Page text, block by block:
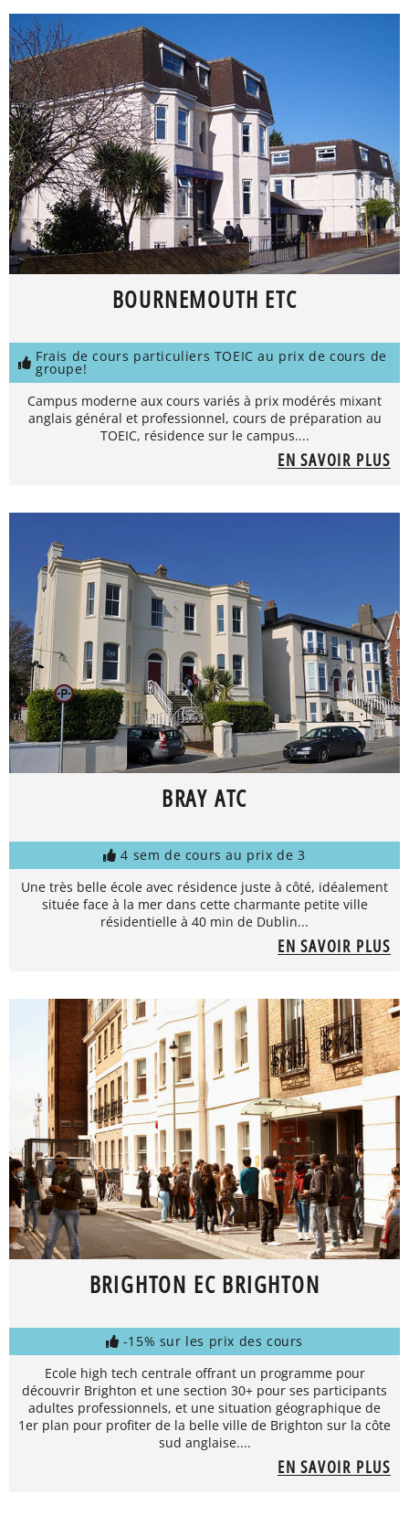
BOURNEMOUTH ETC
Frais de cours particuliers TOEIC au prix de cours de
groupe!
Campus moderne aux cours variés à prix modérés mixant
anglais général et professionnel, cours de préparation au
TOEIC, résidence sur le campus....
EN SAVOIR PLUS
BRAY ATC
4 sem de cours au prix de 3
Une très belle école avec résidence juste à côté, idéalement
située face à la mer dans cette charmante petite ville
résidentielle à 40 min de Dublin...
EN SAVOIR PLUS
BRIGHTON EC BRIGHTON
-15% sur les prix des cours
Ecole high tech centrale offrant un programme pour
découvrir Brighton et une section 30+ pour ses participants
adultes professionnels, et une situation géographique de
1er plan pour profiter de la belle ville de Brighton sur la côte
sud anglaise....
EN SAVOIR PLUS